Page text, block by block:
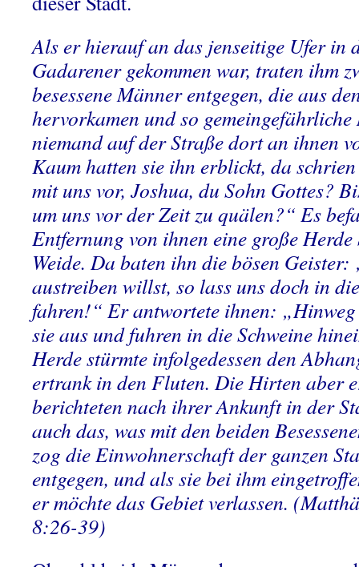
Als er hierauf an das jenseitige Ufer in
Gadarener gekommen war, traten ihm
besessene Männer entgegen, die aus
hervorkamen und so gemeingefährliche
niemand auf der Straße dort an ihnen
Kaum hatten sie ihn erblickt, da
mit uns vor, Joshua, du Sohn Gottes?
um uns vor der Zeit zu quälen?“ Es
Entfernung von ihnen eine große Herde
Weide. Da baten ihn die bösen Geister:
austreiben willst, so lass uns doch in
fahren!“ Er antwortete ihnen:
sie aus und fuhren in die Schweine
Herde stürmte infolgedessen den
ertrank in den Fluten. Die Hirten aber
berichteten nach ihrer Ankunft in der
auch das, was mit den beiden
zog die Einwohnerschaft der ganzen
entgegen, und als sie bei ihm
er möchte das Gebiet verlassen.
8:26-39)